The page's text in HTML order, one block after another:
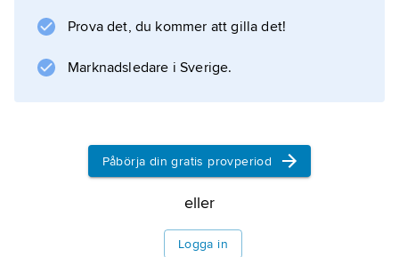
Prova det, du kommer att gilla det!
Marknadsledare i Sverige.
Påbörja din gratis provperiod
eller
Logga in